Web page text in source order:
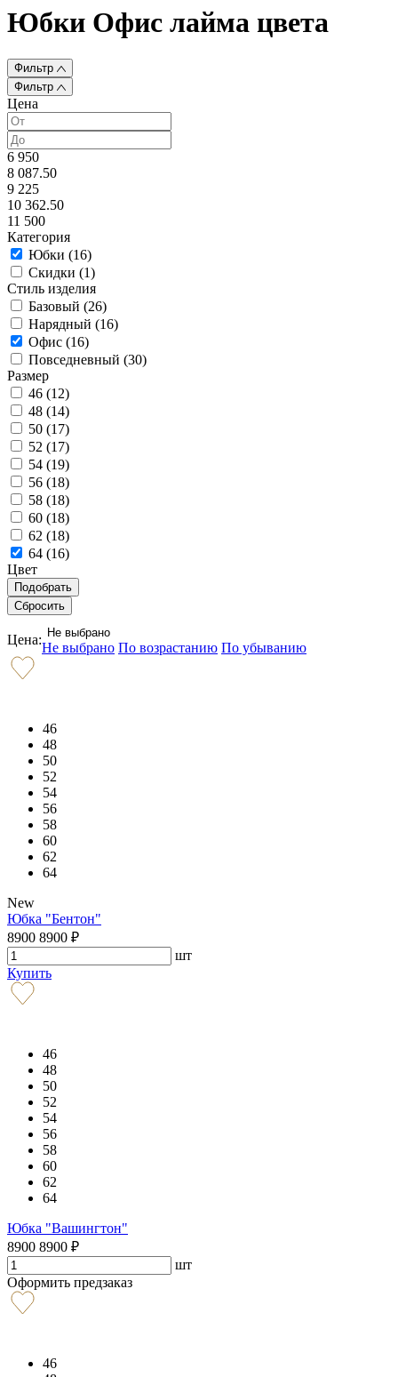
Юбки Офис лайма цвета
Фильтр
Фильтр
Цена
6 950
8 087.50
9 225
10 362.50
11 500
Категория
Юбки (16)
Скидки (1)
Стиль изделия
Базовый (26)
Нарядный (16)
Офис (16)
Повседневный (30)
Размер
46 (12)
48 (14)
50 (17)
52 (17)
54 (19)
56 (18)
58 (18)
60 (18)
62 (18)
64 (16)
Цвет
Цена: Не выбрано
Не выбрано По возрастанию По убыванию
46
48
50
52
54
56
58
60
62
64
New
Юбка "Бентон"
8900 8900 ₽
шт
Купить
46
48
50
52
54
56
58
60
62
64
Юбка "Вашингтон"
8900 8900 ₽
шт
Оформить предзаказ
46